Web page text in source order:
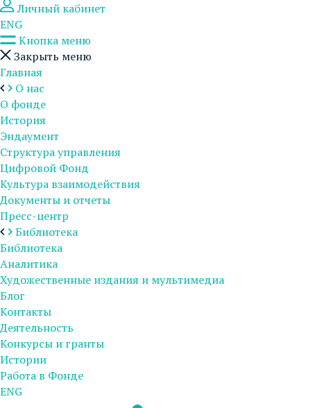
Личный кабинет
ENG
Кнопка меню
Закрыть меню
Главная
О нас
О фонде
История
Эндаумент
Структура управления
Цифровой Фонд
Культура взаимодействия
Документы и отчеты
Пресс-центр
Библиотека
Библиотека
Аналитика
Художественные издания и мультимедиа
Блог
Контакты
Деятельность
Конкурсы и гранты
Истории
Работа в Фонде
ENG